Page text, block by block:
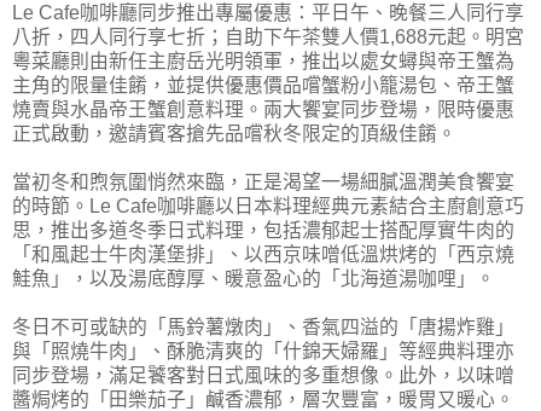
Le Cafe咖啡廳同步推出專屬優惠：平日午、晚餐三人同行享
八折，四人同行享七折；自助下午茶雙人價1,688元起。明宮
粵菜廳則由新任主廚岳光明領軍，推出以處女蟳與帝王蟹為
主角的限量佳餚，並提供優惠價品嚐蟹粉小籠湯包、帝王蟹
燒賣與水晶帝王蟹創意料理。兩大饗宴同步登場，限時優惠
正式啟動，邀請賓客搶先品嚐秋冬限定的頂級佳餚。
當初冬和煦氛圍悄然來臨，正是渴望一場細膩溫潤美食饗宴
的時節。Le Cafe咖啡廳以日本料理經典元素結合主廚創意巧
思，推出多道冬季日式料理，包括濃郁起士搭配厚實牛肉的
「和風起士牛肉漢堡排」、以西京味噌低溫烘烤的「西京燒
鮭魚」，以及湯底醇厚、暖意盈心的「北海道湯咖哩」。
冬日不可或缺的「馬鈴薯燉肉」、香氣四溢的「唐揚炸雞」
與「照燒牛肉」、酥脆清爽的「什錦天婦羅」等經典料理亦
同步登場，滿足饕客對日式風味的多重想像。此外，以味噌
醬焗烤的「田樂茄子」鹹香濃郁，層次豐富，暖胃又暖心。